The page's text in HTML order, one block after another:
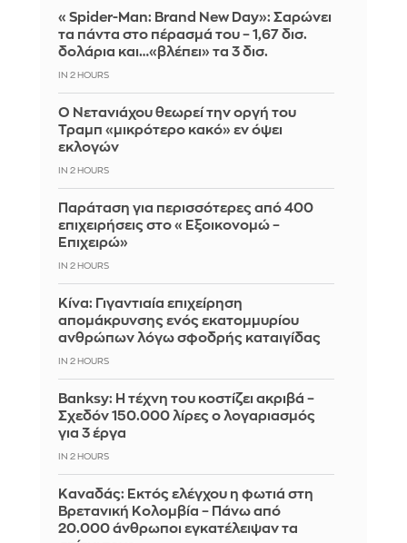
«Spider-Man: Brand New Day»: Σαρώνει
τα πάντα στο πέρασμά του – 1,67 δισ.
δολάρια και…«βλέπει» τα 3 δισ.
IN 2 HOURS
Ο Νετανιάχου θεωρεί την οργή του
Τραμπ «μικρότερο κακό» εν όψει
εκλογών
IN 2 HOURS
Παράταση για περισσότερες από 400
επιχειρήσεις στο «Εξοικονομώ –
Επιχειρώ»
IN 2 HOURS
Κίνα: Γιγαντιαία επιχείρηση
απομάκρυνσης ενός εκατομμυρίου
ανθρώπων λόγω σφοδρής καταιγίδας
IN 2 HOURS
Banksy: Η τέχνη του κοστίζει ακριβά –
Σχεδόν 150.000 λίρες ο λογαριασμός
για 3 έργα
IN 2 HOURS
Καναδάς: Εκτός ελέγχου η φωτιά στη
Βρετανική Κολομβία – Πάνω από
20.000 άνθρωποι εγκατέλειψαν τα